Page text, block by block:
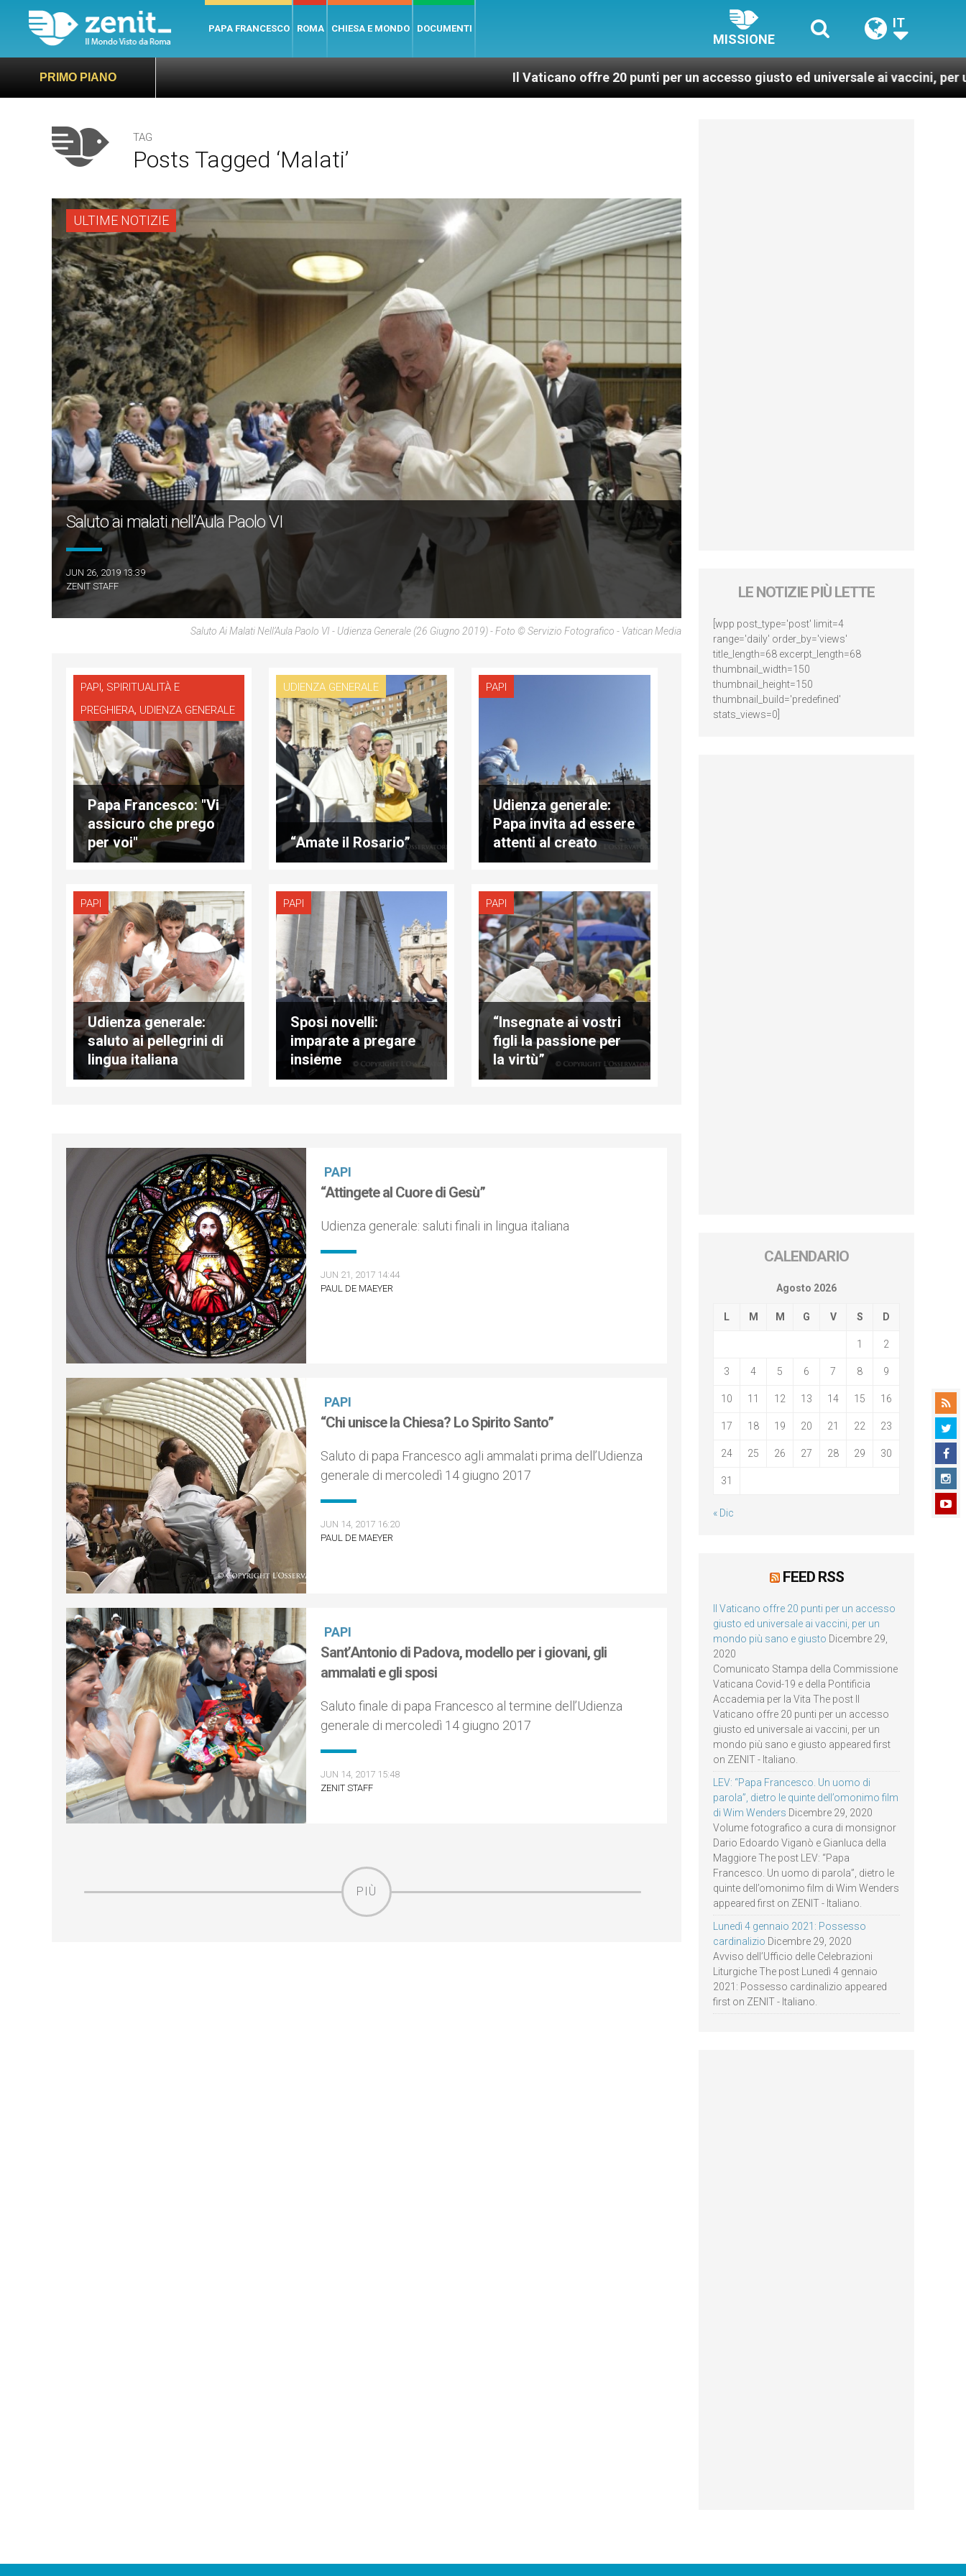
PAPA FRANCESCO ROMA CHIESA E MONDO DOCUMENTI
MISSIONE
IT
PRIMO PIANO Il Vaticano offre 20 punti per un accesso giusto ed universale ai vaccini, per un mondo più
TAG
Posts Tagged ‘malati’
ULTIME NOTIZIE
Saluto ai malati nell’Aula Paolo VI
JUN 26, 2019 13:39
ZENIT STAFF
Saluto Ai Malati Nell’Aula Paolo VI - Udienza Generale (26 Giugno 2019) - Foto © Servizio Fotografico - Vatican Media
PAPI, SPIRITUALITÀ E
PREGHIERA, UDIENZA GENERALE
Papa Francesco: "Vi
assicuro che prego
per voi"
UDIENZA GENERALE
“Amate il Rosario”
PAPI
Udienza generale:
Papa invita ad essere
attenti al creato
PAPI
Udienza generale:
saluto ai pellegrini di
lingua italiana
PAPI
Sposi novelli:
imparate a pregare
insieme
PAPI
“Insegnate ai vostri
figli la passione per
la virtù”
PAPI
“Attingete al Cuore di Gesù”
Udienza generale: saluti finali in lingua italiana
JUN 21, 2017 14:44
PAUL DE MAEYER
PAPI
“Chi unisce la Chiesa? Lo Spirito Santo”
Saluto di papa Francesco agli ammalati prima dell’Udienza
generale di mercoledì 14 giugno 2017
JUN 14, 2017 16:20
PAUL DE MAEYER
PAPI
Sant’Antonio di Padova, modello per i giovani, gli
ammalati e gli sposi
Saluto finale di papa Francesco al termine dell’Udienza
generale di mercoledì 14 giugno 2017
JUN 14, 2017 15:48
ZENIT STAFF
PIÙ
LE NOTIZIE PIÙ LETTE
[wpp post_type='post' limit=4
range='daily' order_by='views'
title_length=68 excerpt_length=68
thumbnail_width=150
thumbnail_height=150
thumbnail_build='predefined'
stats_views=0]
CALENDARIO
Agosto 2026
L M M G V S D
1 2
3 4 5 6 7 8 9
10 11 12 13 14 15 16
17 18 19 20 21 22 23
24 25 26 27 28 29 30
31
« Dic
FEED RSS
Il Vaticano offre 20 punti per un accesso
giusto ed universale ai vaccini, per un
mondo più sano e giusto Dicembre 29,
2020
Comunicato Stampa della Commissione
Vaticana Covid-19 e della Pontificia
Accademia per la Vita The post Il
Vaticano offre 20 punti per un accesso
giusto ed universale ai vaccini, per un
mondo più sano e giusto appeared first
on ZENIT - Italiano.
LEV: “Papa Francesco. Un uomo di
parola”, dietro le quinte dell’omonimo film
di Wim Wenders Dicembre 29, 2020
Volume fotografico a cura di monsignor
Dario Edoardo Viganò e Gianluca della
Maggiore The post LEV: “Papa
Francesco. Un uomo di parola”, dietro le
quinte dell’omonimo film di Wim Wenders
appeared first on ZENIT - Italiano.
Lunedì 4 gennaio 2021: Possesso
cardinalizio Dicembre 29, 2020
Avviso dell’Ufficio delle Celebrazioni
Liturgiche The post Lunedì 4 gennaio
2021: Possesso cardinalizio appeared
first on ZENIT - Italiano.